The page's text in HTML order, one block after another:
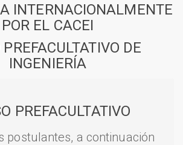
INTERNACIONALMENTE
POR EL CACEI
PREFACULTATIVO DE
INGENIERÍA
PREFACULTATIVO
postulantes, a continuación